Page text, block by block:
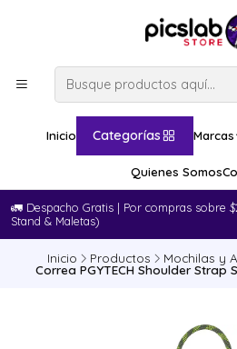
Inicio Categorías Marcas
Quienes Somos
🚛​ Despacho Gratis | Por compras sobre
Stand & Maletas)
Inicio Productos Mochilas y
Correa PGYTECH Shoulder Strap